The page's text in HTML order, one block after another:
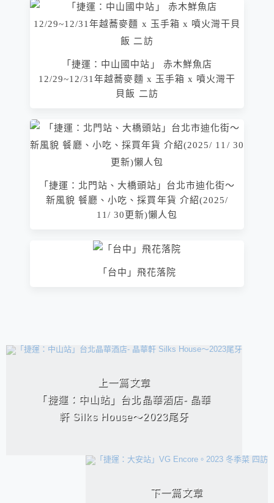
「捷運：中山國中站」 赤木鮮魚店
12/29~12/31年越蕎麥麵 x 玉手箱 x 噴火灣干
貝飯 二訪
「捷運：北門站、大橋頭站」台北市迪化街～
新風貌 餐廳、小吃、採買年貨 介紹(2025/
11/ 30更新)懶人包
「台中」飛花落院
相連文章
上一篇文章
「捷運：中山站」台北晶華酒店- 晶華
軒 Silks House～2023尾牙
下一篇文章